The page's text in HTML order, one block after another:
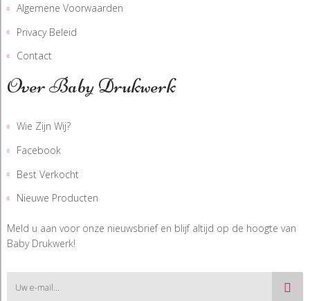
Algemene Voorwaarden
Privacy Beleid
Contact
Over Baby Drukwerk
Wie Zijn Wij?
Facebook
Best Verkocht
Nieuwe Producten
Meld u aan voor onze nieuwsbrief en blijf altijd op de hoogte van
Baby Drukwerk!